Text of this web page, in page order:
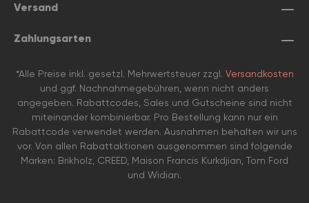
Versand
Zahlungsarten
*Alle Preise inkl. gesetzl. Mehrwertsteuer zzgl. Versandkosten
und ggf. Nachnahmegebühren, wenn nicht anders
angegeben. Rabattcodes, Sales und Gutscheine sind nicht
miteinander kombinierbar. Pro Bestellung kann nur ein
Rabattcode verwendet werden. Ausnahmen behalten wir uns
vor. Von allen Rabattaktionen ausgenommen sind folgende
Marken: Brikholz, CREED, Maison Francis Kurkdjian, Tom Ford
und Widian.